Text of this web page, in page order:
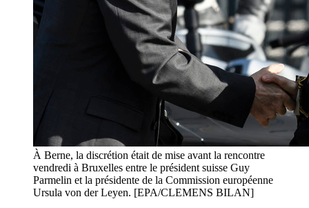
À Berne, la discrétion était de mise avant la rencontre
vendredi à Bruxelles entre le président suisse Guy
Parmelin et la présidente de la Commission européenne
Ursula von der Leyen. [EPA/CLEMENS BILAN]